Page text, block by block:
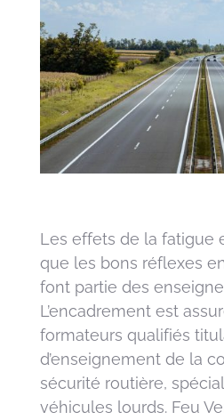
Les effets de la fatigue
que les bons réflexes
font partie des
L’encadrement est
formateurs qualifiés
d’enseignement de la
sécurité routière,
véhicules lourds. Feu